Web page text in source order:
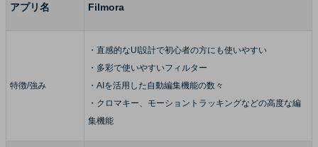
アプリ名 Filmora
特徴/強み
・直感的なUI設計で初心者の方にも使いやすい
・多彩で使いやすいフィルター
・AIを活用した自動編集機能の数々
・クロマキー、モーショントラッキングなどの高度な編
集機能